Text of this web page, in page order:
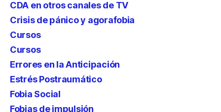
CDA en otros canales de TV
Crisis de pánico y agorafobia
Cursos
Cursos
Errores en la Anticipación
Estrés Postraumático
Fobia Social
Fobias de impulsión